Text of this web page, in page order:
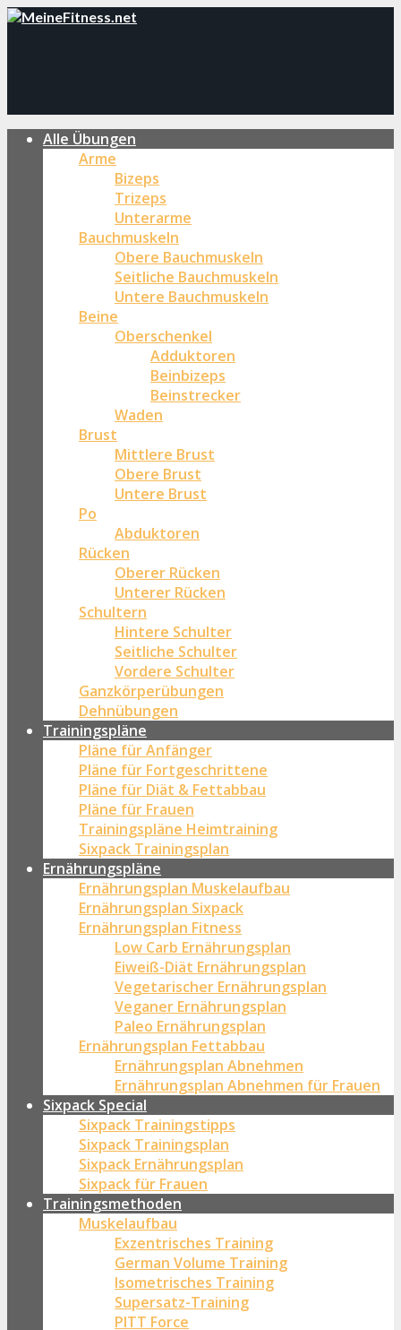
Alle Übungen
Arme
Bizeps
Trizeps
Unterarme
Bauchmuskeln
Obere Bauchmuskeln
Seitliche Bauchmuskeln
Untere Bauchmuskeln
Beine
Oberschenkel
Adduktoren
Beinbizeps
Beinstrecker
Waden
Brust
Mittlere Brust
Obere Brust
Untere Brust
Po
Abduktoren
Rücken
Oberer Rücken
Unterer Rücken
Schultern
Hintere Schulter
Seitliche Schulter
Vordere Schulter
Ganzkörperübungen
Dehnübungen
Trainingspläne
Pläne für Anfänger
Pläne für Fortgeschrittene
Pläne für Diät & Fettabbau
Pläne für Frauen
Trainingspläne Heimtraining
Sixpack Trainingsplan
Ernährungspläne
Ernährungsplan Muskelaufbau
Ernährungsplan Sixpack
Ernährungsplan Fitness
Low Carb Ernährungsplan
Eiweiß-Diät Ernährungsplan
Vegetarischer Ernährungsplan
Veganer Ernährungsplan
Paleo Ernährungsplan
Ernährungsplan Fettabbau
Ernährungsplan Abnehmen
Ernährungsplan Abnehmen für Frauen
Sixpack Special
Sixpack Trainingstipps
Sixpack Trainingsplan
Sixpack Ernährungsplan
Sixpack für Frauen
Trainingsmethoden
Muskelaufbau
Exzentrisches Training
German Volume Training
Isometrisches Training
Supersatz-Training
PITT Force